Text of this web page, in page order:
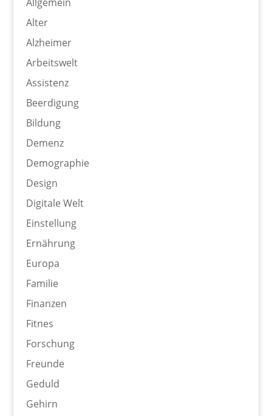
Alter
Alzheimer
Arbeitswelt
Assistenz
Beerdigung
Bildung
Demenz
Demographie
Design
Digitale Welt
Einstellung
Ernährung
Europa
Familie
Finanzen
Fitnes
Forschung
Freunde
Geduld
Gehirn